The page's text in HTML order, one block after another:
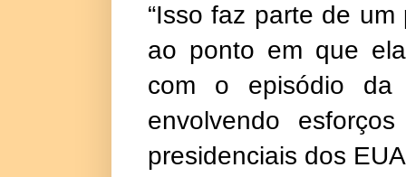
“Isso faz parte de
ao ponto em que
com o episódio da
envolvendo
presidenciais dos